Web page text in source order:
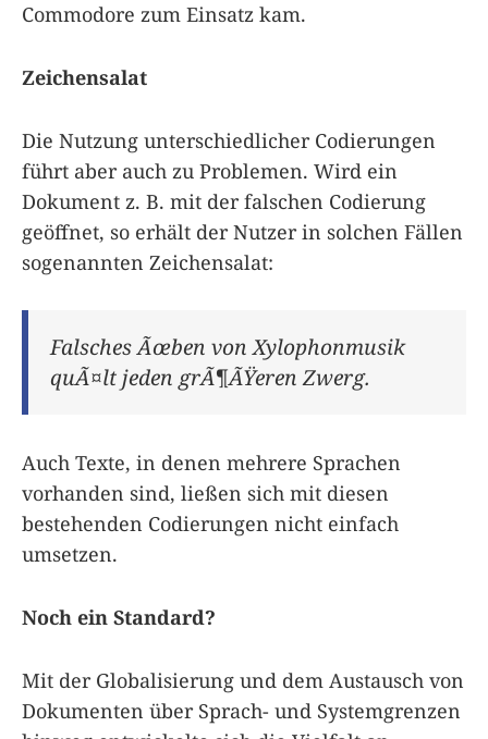
Commodore zum Einsatz kam.
Zeichensalat
Die Nutzung unterschiedlicher Codierungen
führt aber auch zu Problemen. Wird ein
Dokument z. B. mit der falschen Codierung
geöffnet, so erhält der Nutzer in solchen Fällen
sogenannten Zeichensalat:
Falsches Ãœben von Xylophonmusik
quÃ¤lt jeden grÃ¶ÃŸeren Zwerg.
Auch Texte, in denen mehrere Sprachen
vorhanden sind, ließen sich mit diesen
bestehenden Codierungen nicht einfach
umsetzen.
Noch ein Standard?
Mit der Globalisierung und dem Austausch von
Dokumenten über Sprach- und Systemgrenzen